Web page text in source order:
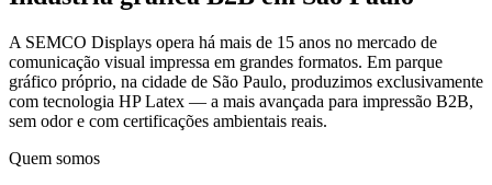
A SEMCO Displays opera há mais de 15 anos no mercado de
comunicação visual impressa em grandes formatos. Em parque
gráfico próprio, na cidade de São Paulo, produzimos exclusivamente
com tecnologia HP Latex — a mais avançada para impressão B2B,
sem odor e com certificações ambientais reais.
Quem somos